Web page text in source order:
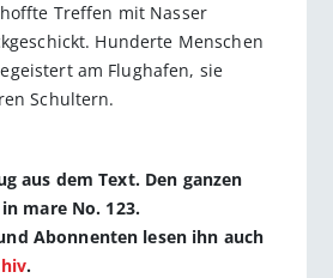
Treffen mit Nasser
Hunderte Menschen
am Flughafen, sie
Schultern.
aus dem Text. Den ganzen
mare No. 123.
Abonnenten lesen ihn auch
.